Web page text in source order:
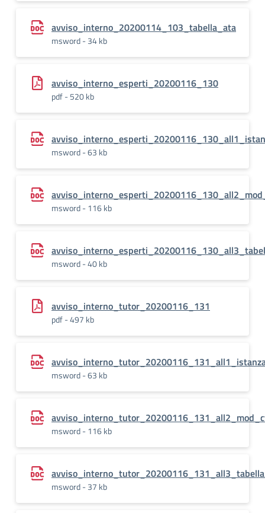
avviso_interno_20200114_103_tabella_ata
msword - 34 kb
avviso_interno_esperti_20200116_130
pdf - 520 kb
msword - 63 kb
msword - 116 kb
msword - 40 kb
avviso_interno_tutor_20200116_131
pdf - 497 kb
msword - 63 kb
msword - 116 kb
msword - 37 kb